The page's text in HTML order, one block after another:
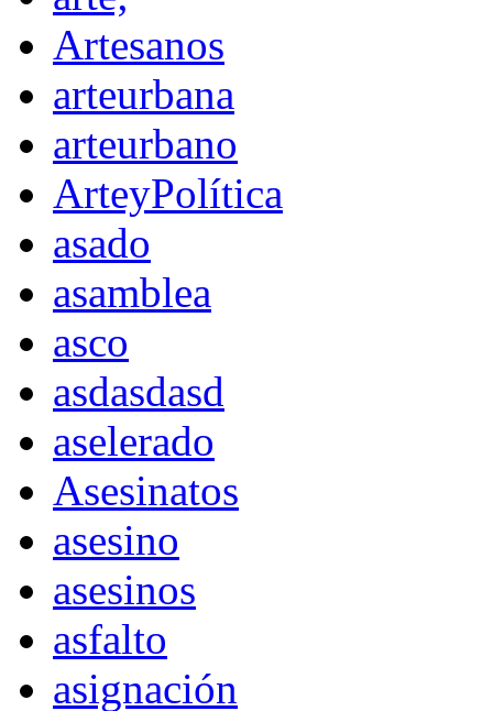
Artesanos
arteurbana
arteurbano
ArteyPolítica
asado
asamblea
asco
asdasdasd
aselerado
Asesinatos
asesino
asesinos
asfalto
asignación